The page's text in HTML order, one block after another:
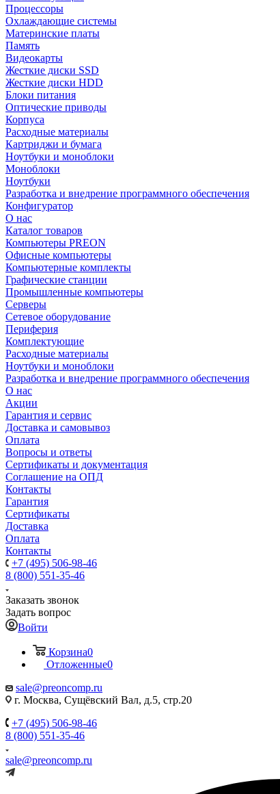
Процессоры
Охлаждающие системы
Материнские платы
Память
Видеокарты
Жесткие диски SSD
Жесткие диски HDD
Блоки питания
Оптические приводы
Корпуса
Расходные материалы
Картриджи и бумага
Ноутбуки и моноблоки
Моноблоки
Ноутбуки
Разработка и внедрение программного обеспечения
Конфигуратор
О нас
Каталог товаров
Компьютеры PREON
Офисные компьютеры
Компьютерные комплекты
Графические станции
Промышленные компьютеры
Серверы
Сетевое оборудование
Периферия
Комплектующие
Расходные материалы
Ноутбуки и моноблоки
Разработка и внедрение программного обеспечения
О нас
Акции
Гарантия и сервис
Доставка и самовывоз
Оплата
Вопросы и ответы
Сертификаты и документация
Соглашение на ОПД
Контакты
Гарантия
Сертификаты
Доставка
Оплата
Контакты
+7 (495) 506-98-46
8 (800) 551-35-46
Заказать звонок
Задать вопрос
Войти
Корзина0
Отложенные0
sale@preoncomp.ru
г. Москва, Сущёвский Вал, д.5, стр.20
+7 (495) 506-98-46
8 (800) 551-35-46
sale@preoncomp.ru